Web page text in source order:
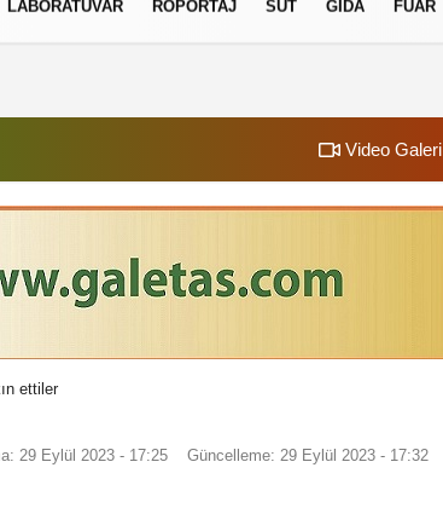
LABORATUVAR RÖPORTAJ SÜT GIDA FUAR
Video Galeri
ettiler
29 Eylül 2023 - 17:25 Güncelleme: 29 Eylül 2023 - 17:32